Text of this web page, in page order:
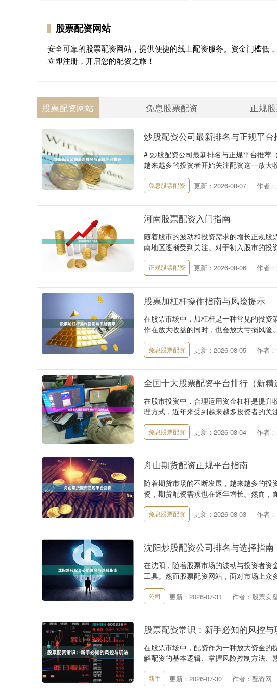
股票配资网站
安全可靠的股票配资网站，提供便捷的线上配资服务。资金门槛低
立即注册，开启您的配资之旅！
股票配资网站 免息股票配资 正规
炒股配资公司最新排名与正规平台
# 炒股配资公司最新排名与正规平台推荐
越来越多的投资者开始关注配资这一放
免息股票配资 更新：2026-08-07 作者
河南股票配资入门指南
随着股市的波动和投资需求的增长正规
南地区逐渐受到关注。对于初入股市的
正规股票配资 更新：2026-08-06 作者
股票加杠杆操作指南与风险提示
在股票市场中，加杠杆是一种常见的投
作在放大收益的同时，也会放大亏损风
免息股票配资 更新：2026-08-05 作者
全国十大股票配资平台排行（新精
在股市投资中，合理运用资金杠杆是提升
理方式，近年来受到越来越多投资者的
免息股票配资 更新：2026-08-04 作者
舟山期货配资正规平台指南
随着期货市场的不断发展，越来越多的
资，期货配资需求也在逐年增长。然而
免息股票配资 更新：2026-08-03 作者
沈阳炒股配资公司排名与选择指南
在沈阳，随着股票市场的波动与投资者资
工具。然而股票配资网站，面对市场上
公司 更新：2026-07-31 作者：股票实
股票配资常识：新手必知的风控与
在股票市场中，配资作为一种放大资金的
解配资的基本逻辑、掌握风险控制方法
新手 更新：2026-07-30 作者：配资网